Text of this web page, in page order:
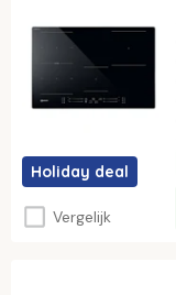
Holiday deal
Vergelijk